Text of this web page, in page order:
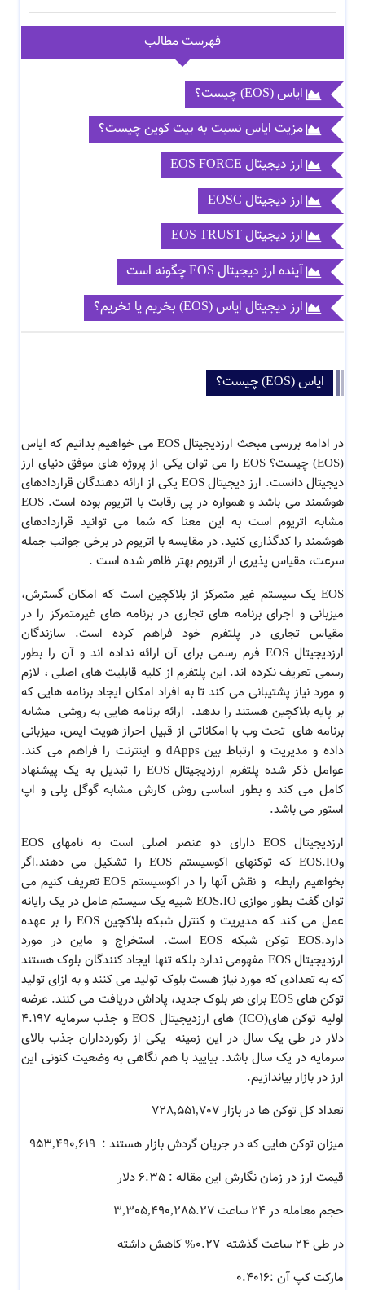
فهرست مطالب
ایاس (EOS) چیست؟
مزیت ایاس نسبت به بیت کوین چیست؟
ارز دیجیتال EOS FORCE
ارز دیجیتال EOSC
ارز دیجیتال EOS TRUST
آینده ارز دیجیتال EOS چگونه است
ارز دیجیتال ایاس (EOS) بخریم یا نخریم؟
ایاس (EOS) چیست؟
در ادامه بررسی مبحث ارزدیجیتال EOS می خواهیم بدانیم که ایاس
(EOS) چیست؟ EOS را می توان یکی از پروژه های موفق دنیای ارز
دیجیتال دانست. ارز دیجیتال EOS یکی از ارائه دهندگان قراردادهای
هوشمند می باشد و همواره در پی رقابت با اتریوم بوده است. EOS
مشابه اتریوم است به این معنا که شما می توانید قراردادهای
هوشمند را کدگذاری کنید. در مقایسه با اتریوم در برخی جوانب جمله
سرعت، مقیاس پذیری از اتریوم بهتر ظاهر شده است .
EOS یک سیستم غیر متمرکز از بلاکچین است که امکان گسترش،
میزبانی و اجرای برنامه های تجاری در برنامه های غیرمتمرکز را در
مقیاس تجاری در پلتفرم خود فراهم کرده است. سازندگان
ارزدیجیتال EOS فرم رسمی برای آن ارائه نداده اند و آن را بطور
رسمی تعریف نکرده اند. این پلتفرم از کلیه قابلیت های اصلی ، لازم
و مورد نیاز پشتیبانی می کند تا به افراد امکان ایجاد برنامه هایی که
بر پایه بلاکچین هستند را بدهد. ارائه برنامه هایی به روشی مشابه
برنامه های تحت وب با امکاناتی از قبیل احراز هویت ایمن، میزبانی
داده و مدیریت و ارتباط بین dApps و اینترنت را فراهم می کند.
عوامل ذکر شده پلتفرم ارزدیجیتال EOS را تبدیل به یک پیشنهاد
کامل می کند و بطور اساسی روش کارش مشابه گوگل پلی و اپ
استور می باشد.
ارزدیجیتال EOS دارای دو عنصر اصلی است به نامهای EOS
وEOS.IO که توکنهای اکوسیستم EOS را تشکیل می دهند.اگر
بخواهیم رابطه و نقش آنها را در اکوسیستم EOS تعریف کنیم می
توان گفت بطور موازی EOS.IO شبیه یک سیستم عامل در یک رایانه
عمل می کند که مدیریت و کنترل شبکه بلاکچین EOS را بر عهده
دارد.EOS توکن شبکه EOS است. استخراج و ماین در مورد
ارزدیجیتال EOS مفهومی ندارد بلکه تنها ایجاد کنندگان بلوک هستند
که به تعدادی که مورد نیاز هست بلوک تولید می کنند و به ازای تولید
توکن های EOS برای هر بلوک جدید، پاداش دریافت می کنند. عرضه
اولیه توکن های(ICO) های ارزدیجیتال EOS و جذب سرمایه 4.197
دلار در طی یک سال در این زمینه یکی از رکوردداران جذب بالای
سرمایه در یک سال باشد. بیایید با هم نگاهی به وضعیت کنونی این
ارز در بازار بیاندازیم.
تعداد کل توکن ها در بازار 728,551,707
میزان توکن هایی که در جریان گردش بازار هستند : 953,490,619
قیمت ارز در زمان نگارش این مقاله : 6.35 دلار
حجم معامله در 24 ساعت 3,305,490,285.27
در طی 24 ساعت گذشته 0.27% کاهش داشته
مارکت کپ آن :0.4016